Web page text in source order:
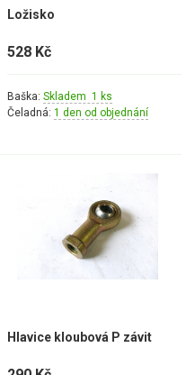
Ložisko
528 Kč
Baška: Skladem 1 ks
Čeladná: 1 den od objednání
Hlavice kloubová P závit